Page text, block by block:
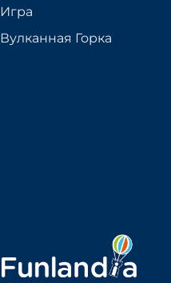
Игра
Вулканная Горка